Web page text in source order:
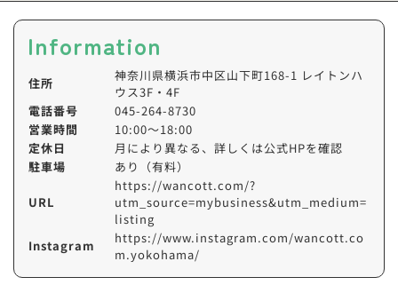
Information
住所
神奈川県横浜市中区山下町168-1 レイトンハ
ウス3F・4F
電話番号
045-264-8730
営業時間
10:00～18:00
定休日
月により異なる、詳しくは公式HPを確認
駐車場
あり（有料）
URL
https://wancott.com/?
utm_source=mybusiness&utm_medium=
listing
Instagram
https://www.instagram.com/wancott.co
m.yokohama/